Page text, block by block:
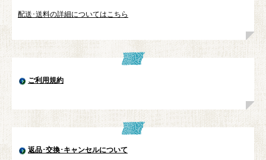
配送･送料の詳細についてはこちら
ご利用規約
返品･交換･キャンセルについて